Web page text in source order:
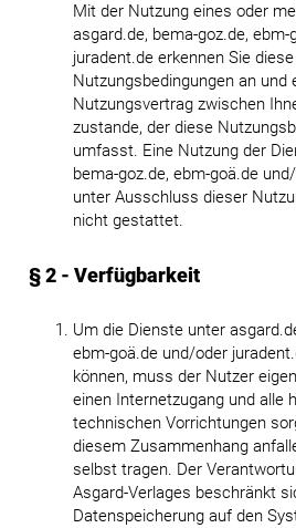
Mit der Nutzung eines oder
asgard.de, bema-goz.de,
juradent.de erkennen Sie diese
Nutzungsbedingungen an und
Nutzungsvertrag zwischen
zustande, der diese
umfasst. Eine Nutzung der
bema-goz.de, ebm-goä.de
unter Ausschluss dieser
nicht gestattet.
§ 2 - Verfügbarkeit
Um die Dienste unter
ebm-goä.de und/oder
können, muss der Nutzer
einen Internetzugang und alle
technischen Vorrichtungen
diesem Zusammenhang
selbst tragen. Der
Asgard-Verlages beschränkt
Datenspeicherung auf den